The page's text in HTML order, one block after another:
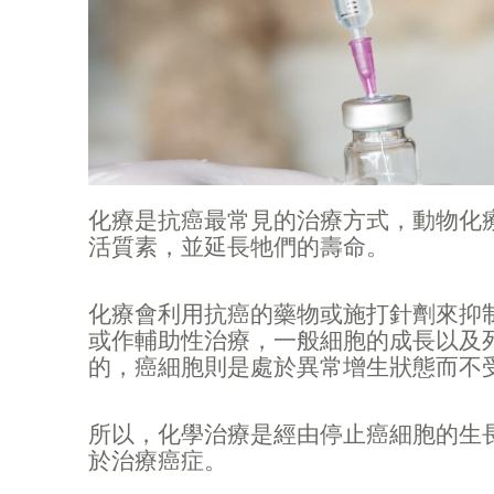
化療是抗癌最常見的治療方式，動物化
活質素，並延長牠們的壽命。
化療會利用抗癌的藥物或施打針劑來抑
或作輔助性治療，一般細胞的成長以及
的，癌細胞則是處於異常增生狀態而不
所以，化學治療是經由停止癌細胞的
於治療癌症。